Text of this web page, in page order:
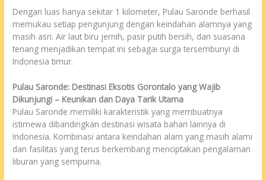
Dengan luas hanya sekitar 1 kilometer, Pulau Saronde berhasil
memukau setiap pengunjung dengan keindahan alamnya yang
masih asri. Air laut biru jernih, pasir putih bersih, dan suasana
tenang menjadikan tempat ini sebagai surga tersembunyi di
Indonesia timur.
Pulau Saronde: Destinasi Eksotis Gorontalo yang Wajib
Dikunjungi – Keunikan dan Daya Tarik Utama
Pulau Saronde memiliki karakteristik yang membuatnya
istimewa dibandingkan destinasi wisata bahari lainnya di
Indonesia. Kombinasi antara keindahan alam yang masih alami
dan fasilitas yang terus berkembang menciptakan pengalaman
liburan yang sempurna.